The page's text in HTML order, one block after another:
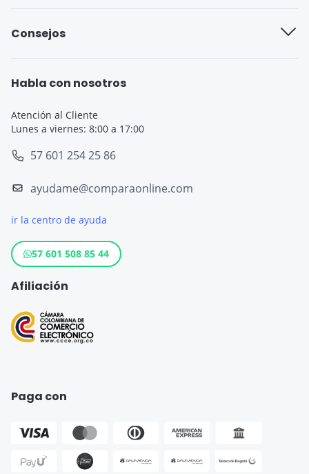
Seguro cobertura básica
Seguro de Viaje para Embarazadas
Seguro de Viaje Cruceros
Consejos
SOAT
Tarjeta de Crédito
Crédito de Vehículo
Crédito Hipotecario
Crédito de Consumo
Cuenta de ahorro
Seguro para Motos
Habla con nosotros
Atención al Cliente
Lunes a viernes: 8:00 a 17:00
57 601 254 25 86
ayudame@comparaonline.com
ir la centro de ayuda
57 601 508 85 44
Afiliación
Paga con